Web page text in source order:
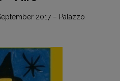
2017 – Palazzo